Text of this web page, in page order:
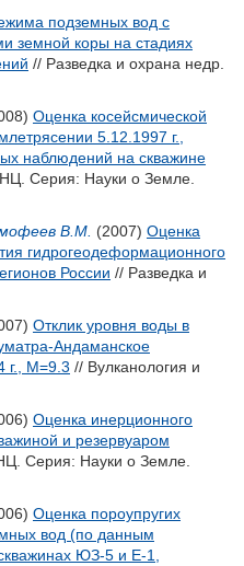
подземных вод с
земной коры на стадиях
// Разведка и охрана недр.
Оценка косейсмической
5.12.1997 г.,
наблюдений на скважине
Серия: Науки о Земле.
В.М. (2007) Оценка
гидрогеодеформационного
России // Разведка и
Отклик уровня воды в
Андаманское
г., М=9.3 // Вулканология и
Оценка инерционного
и резервуаром
Серия: Науки о Земле.
Оценка пороупругих
вод (по данным
ЮЗ-5 и Е-1,